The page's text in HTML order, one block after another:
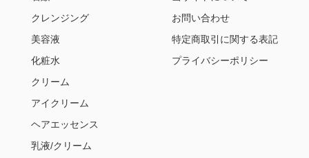
クレンジング
美容液
化粧水
クリーム
アイクリーム
ヘアエッセンス
乳液/クリーム
お問い合わせ
特定商取引に関する表記
プライバシーポリシー